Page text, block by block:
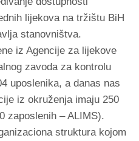
lijekova na tržištu BiH
stanovništva.
iz Agencije za lijekove
zavoda za kontrolu
uposlenika, a danas nas
iz okruženja imaju 250
zaposlenih – ALIMS).
struktura kojom